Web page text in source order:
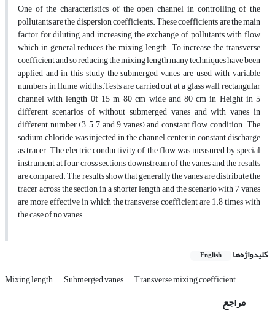
One of the characteristics of the open channel in controlling of the
pollutants are the dispersion coefficients. These coefficients are the main
factor for diluting and increasing the exchange of pollutants with flow
which in general reduces the mixing length. To increase the transverse
coefficient and so reducing the mixing length many techniques have been
applied and in this study the submerged vanes are used with variable
numbers in flume widths.Tests are carried out at a glass wall rectangular
channel with length 0f 15 m, 80 cm wide and 80 cm in Height in 5
different scenarios of without submerged vanes and with vanes in
different number (3, 5, 7 and 9 vanes) and constant flow condition. The
sodium chloride was injected in the channel center in constant discharge
as tracer. The electric conductivity of the flow was measured by special
instrument at four cross sections downstream of the vanes and the results
are compared. The results show that generally the vanes are distribute the
tracer across the section in a shorter length and the scenario with 7 vanes
are more effective in which the transverse coefficient are 1.8 times with
the case of no vanes.
کلیدواژه‌ها English
Mixing length Submerged vanes Transverse mixing coefficient
مراجع